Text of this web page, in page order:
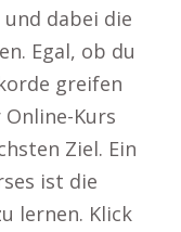
dabei die
Egal, ob du
greifen
Kurs
Ziel. Ein
ist die
lernen. Klick